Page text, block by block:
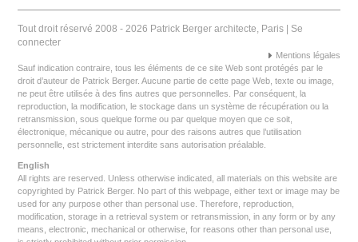
Tout droit réservé 2008 - 2026 Patrick Berger architecte, Paris | Se
connecter
Mentions légales
Sauf indication contraire, tous les éléments de ce site Web sont protégés par le
droit d’auteur de Patrick Berger. Aucune partie de cette page Web, texte ou image,
ne peut être utilisée à des fins autres que personnelles. Par conséquent, la
reproduction, la modification, le stockage dans un système de récupération ou la
retransmission, sous quelque forme ou par quelque moyen que ce soit,
électronique, mécanique ou autre, pour des raisons autres que l’utilisation
personnelle, est strictement interdite sans autorisation préalable.
English
All rights are reserved. Unless otherwise indicated, all materials on this website are
copyrighted by Patrick Berger. No part of this webpage, either text or image may be
used for any purpose other than personal use. Therefore, reproduction,
modification, storage in a retrieval system or retransmission, in any form or by any
means, electronic, mechanical or otherwise, for reasons other than personal use,